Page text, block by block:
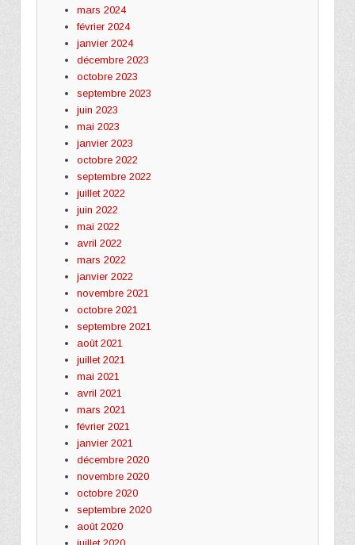
mars 2024
février 2024
janvier 2024
décembre 2023
octobre 2023
septembre 2023
juin 2023
mai 2023
janvier 2023
octobre 2022
septembre 2022
juillet 2022
juin 2022
mai 2022
avril 2022
mars 2022
janvier 2022
novembre 2021
octobre 2021
septembre 2021
août 2021
juillet 2021
mai 2021
avril 2021
mars 2021
février 2021
janvier 2021
décembre 2020
novembre 2020
octobre 2020
septembre 2020
août 2020